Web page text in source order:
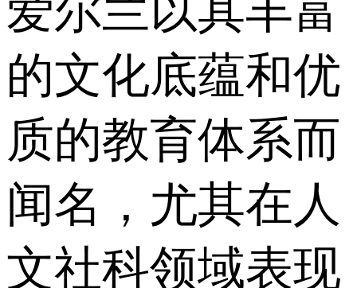
爱尔兰以其丰富
的文化底蕴和优
质的教育体系而
闻名，尤其在人
文社科领域表现